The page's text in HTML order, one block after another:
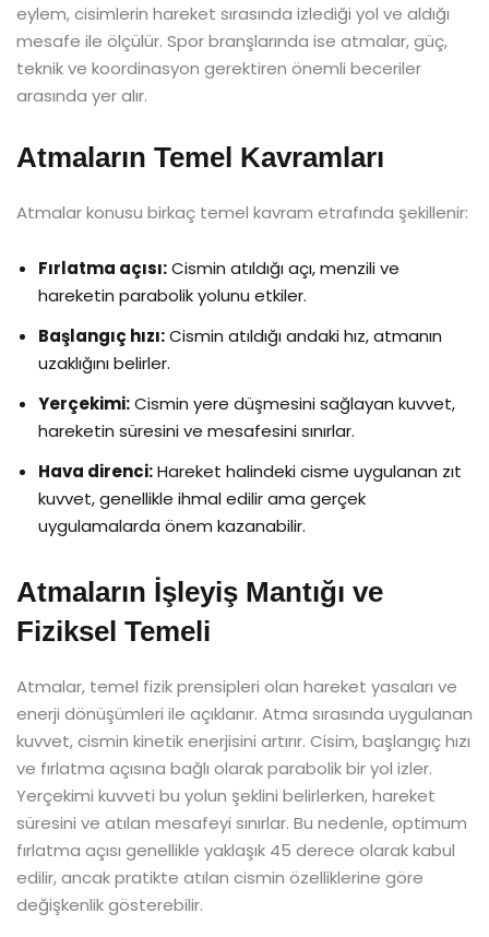
eylem, cisimlerin hareket sırasında izlediği yol ve aldığı
mesafe ile ölçülür. Spor branşlarında ise atmalar, güç,
teknik ve koordinasyon gerektiren önemli beceriler
arasında yer alır.
Atmaların Temel Kavramları
Atmalar konusu birkaç temel kavram etrafında şekillenir:
Fırlatma açısı:Cismin atıldığı açı, menzili ve
hareketin parabolik yolunu etkiler.
Başlangıç hızı:Cismin atıldığı andaki hız, atmanın
uzaklığını belirler.
Yerçekimi:Cismin yere düşmesini sağlayan kuvvet,
hareketin süresini ve mesafesini sınırlar.
Hava direnci:Hareket halindeki cisme uygulanan zıt
kuvvet, genellikle ihmal edilir ama gerçek
uygulamalarda önem kazanabilir.
Atmaların İşleyiş Mantığı ve
Fiziksel Temeli
Atmalar, temel fizik prensipleri olan hareket yasaları ve
enerji dönüşümleri ile açıklanır. Atma sırasında uygulanan
kuvvet, cismin kinetik enerjisini artırır. Cisim, başlangıç hızı
ve fırlatma açısına bağlı olarak parabolik bir yol izler.
Yerçekimi kuvveti bu yolun şeklini belirlerken, hareket
süresini ve atılan mesafeyi sınırlar. Bu nedenle, optimum
fırlatma açısı genellikle yaklaşık 45 derece olarak kabul
edilir, ancak pratikte atılan cismin özelliklerine göre
değişkenlik gösterebilir.